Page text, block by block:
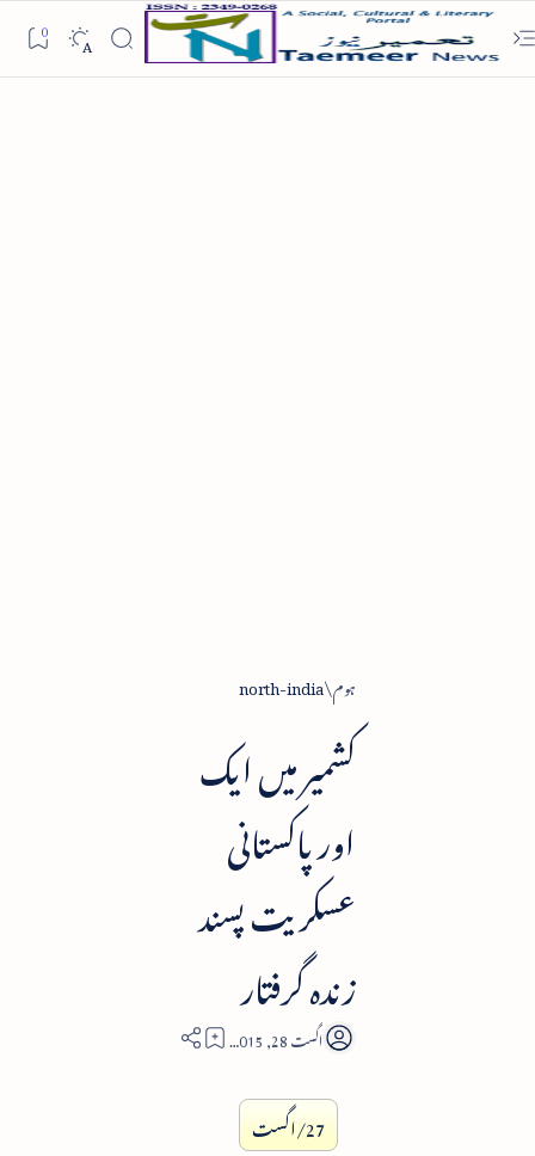
ہوم north-india
کشمیر میں ایک
اور پاکستانی
عسکریت پسند
زندہ گرفتار
2
27/اگست